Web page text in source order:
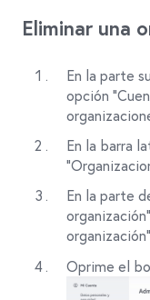
Eliminar una
En la parte
opción
En la barra
En la parte
Oprime el